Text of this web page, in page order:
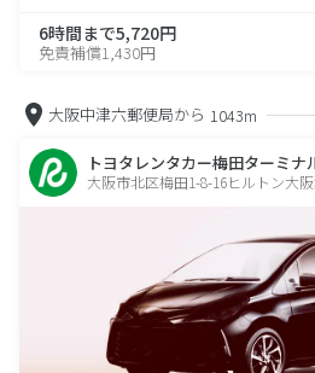
6時間まで5,720円
免責補償1,430円
大阪中津六郵便局から 1043m
トヨタレンタカー梅田ターミナ
大阪市北区梅田1-8-16ヒルトン大